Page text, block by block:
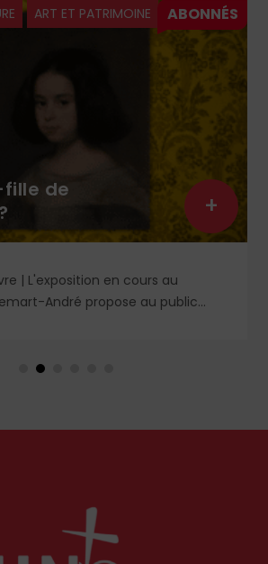
ART ET PATRIMOINE
de
| L'exposition en cours au
André propose au public
tranche avec les ceux qui
+